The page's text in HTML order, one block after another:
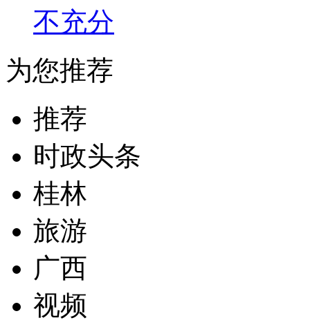
不充分
为您推荐
推荐
时政头条
桂林
旅游
广西
视频